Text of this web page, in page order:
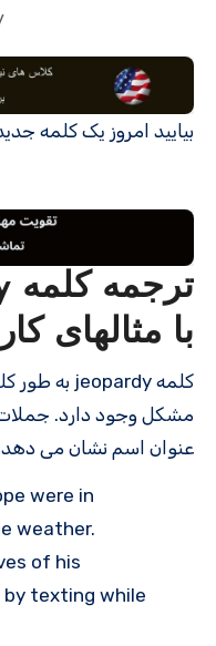
بیایید امروز یک کلمه
با مثالهای
کلمه jeopardy به طور کلی به معنای
مشکل وجود دارد. جملات
عنوان اسم نشان می
were in
weather.
of his
by texting while